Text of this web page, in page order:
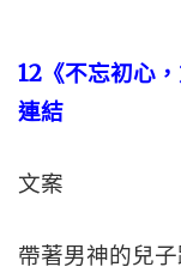
12 《不忘初心
連結
文案
帶著男神的兒